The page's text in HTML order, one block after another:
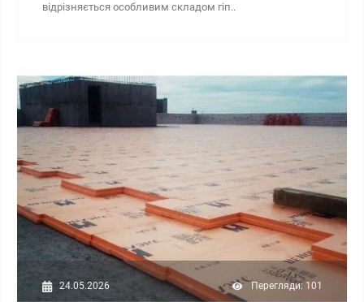
відрізняється особливим складом гіп..
24.05.2026 Перегляди: 101